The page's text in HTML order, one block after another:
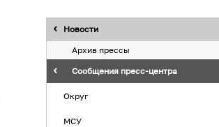
Новости
Архив прессы
Сообщения пресс-центра
Округ
МСУ